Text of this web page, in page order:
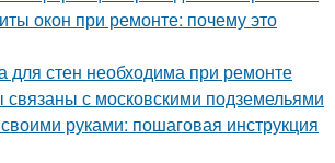
окон при ремонте: почему это
для стен необходима при ремонте
связаны с московскими подземельями
руками: пошаговая инструкция